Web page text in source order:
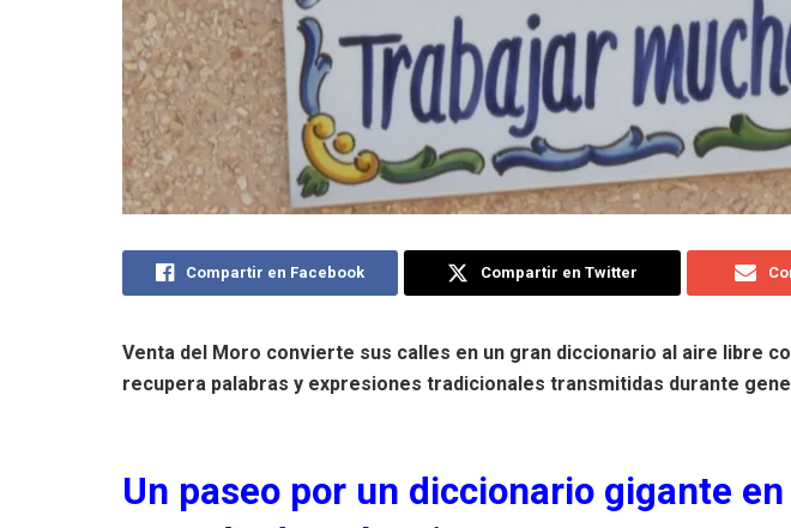
Compartir en Facebook Compartir en Twitter
Venta del Moro convierte sus calles en un gran diccionario al aire libre
recupera palabras y expresiones tradicionales transmitidas durante
Un paseo por un diccionario gigante